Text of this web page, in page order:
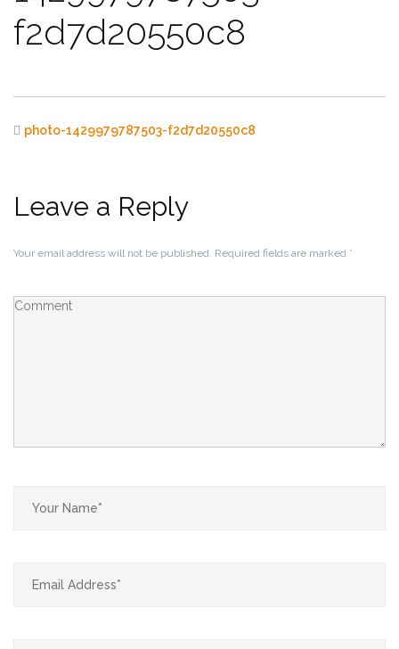
f2d7d20550c8
photo-1429979787503-f2d7d20550c8
Leave a Reply
Your email address will not be published. Required fields are marked *